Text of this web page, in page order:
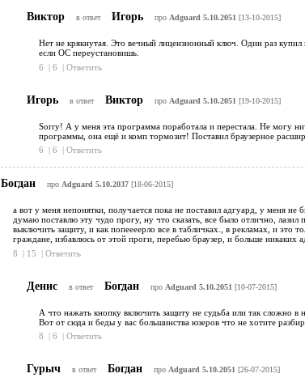
Виктор в ответ Игорь про Adguard 5.10.2051 [13-10-2015]
Нет не крякнутая. Это вечный лицензионный ключ. Один раз
если ОС переустановишь.
6
| 6 | Ответить
Игорь в ответ Виктор про Adguard 5.10.2051 [19-10-2015]
Sorry! А у меня эта программа поработала и перестала. Не могу
программы, она ещё и комп тормозит! Поставил браузерное
6
| 6 | Ответить
Богдан про Adguard 5.10.2037[18-06-2015]
а вот у меня непонятки, получается пока не поставил адгуард, у меня не
думаю поставлю эту чудо прогу, ну что сказать, все было отлично,
выключить защиту, и как попеееерло все в табличках., в рекламах, и это
граждане, избавлюсь от этой проги, перебью браузер, и больше никаких
8
| 15 | Ответить
Денис в ответ Богдан про Adguard 5.10.2051 [10-07-2015]
А что нажать кнопку включить защиту не судьба или так сложно в
Вот от сюда и беды у вас большинства юзеров что не хотите
8
| 6 | Ответить
Гурыч в ответ Богдан про Adguard 5.10.2051 [26-07-2015]